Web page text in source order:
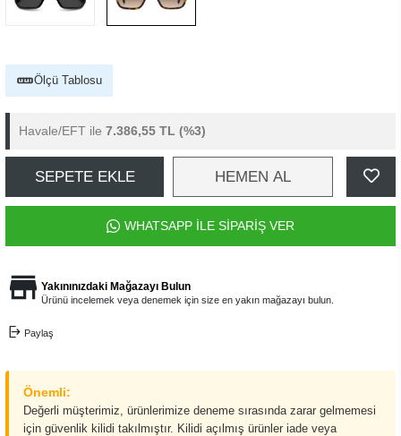
Ölçü Tablosu
Havale/EFT ile 7.386,55 TL (%3)
SEPETE EKLE HEMEN AL
WHATSAPP İLE SİPARİŞ VER
Yakınınızdaki Mağazayı Bulun
Ürünü incelemek veya denemek için size en yakın mağazayı bulun.
Paylaş
Önemli:
Değerli müşterimiz, ürünlerimize deneme sırasında zarar gelmemesi
için güvenlik kilidi takılmıştır. Kilidi açılmış ürünler iade veya